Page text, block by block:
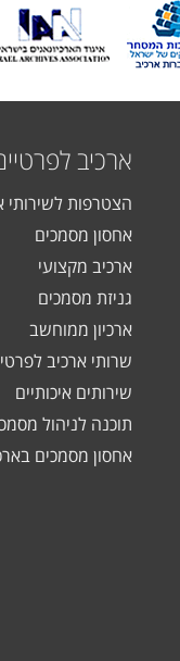
ארכיב
הצטרפות לשירותי
אחסון מסמכים
ארכיב מקצועי
גניזת מסמכים
ארכיון ממוחשב
שרותי ארכיב
שירותים איכותיים
תוכנה לניהול
אחסון מסמכים